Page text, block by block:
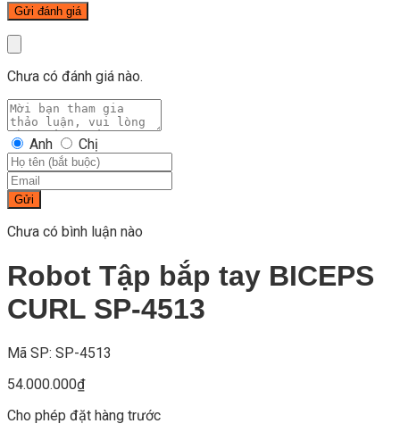
Chưa có đánh giá nào.
Anh Chị
Gửi
Chưa có bình luận nào
Robot Tập bắp tay BICEPS
CURL SP-4513
Mã SP: SP-4513
54.000.000₫
Cho phép đặt hàng trước